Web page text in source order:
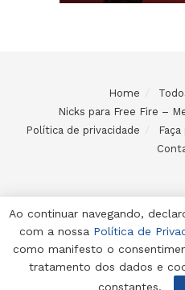
Home
Nicks para Free Fire –
Política de privacidade
© 2024 Desenvolvido e
Ao continuar navegando,
com a nossa Política de
como manifesto o
tratamento dos dados e
constantes.